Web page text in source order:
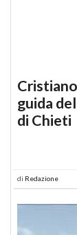
guida
di Chieti
di Redazione